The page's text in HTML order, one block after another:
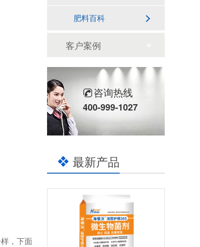
，下面
肥料百科
客户案例
咨询热线
400-999-1027
最新产品